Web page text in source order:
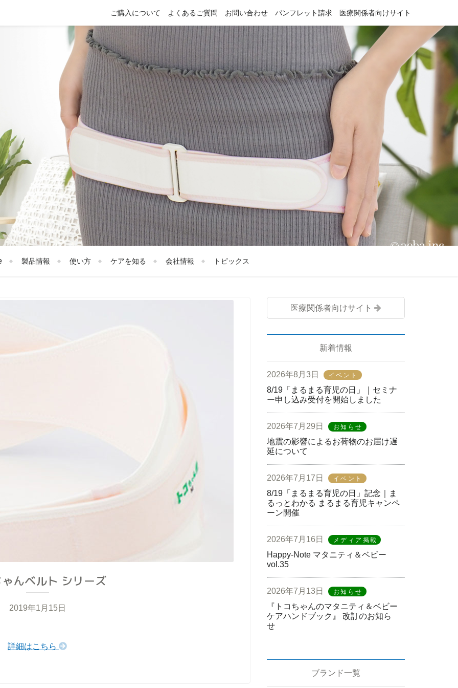
ご購入について よくあるご質問 お問い合わせ パンフレット請求 医療関係者向けサイト
製品情報 使い方 ケアを知る 会社情報 トピックス
んベルト シリーズ
2019年1月15日
詳細はこちら
医療関係者向けサイト
新着情報
2026年8月3日 イベント
8/19「まるまる育児の日」｜セミナ
ー申し込み受付を開始しました
2026年7月29日 お知らせ
地震の影響によるお荷物のお届け遅
延について
2026年7月17日 イベント
8/19「まるまる育児の日」記念｜ま
るっとわかる まるまる育児キャンペ
ーン開催
2026年7月16日 メディア掲載
Happy-Note マタニティ＆ベビー
vol.35
2026年7月13日 お知らせ
『トコちゃんのマタニティ＆ベビー
ケアハンドブック』 改訂のお知ら
せ
ブランド一覧